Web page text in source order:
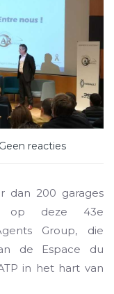
Geen reacties
dan 200 garages
op deze 43e
Group, die
de Espace du
in het hart van